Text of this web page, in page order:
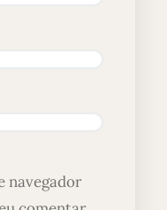
navegador